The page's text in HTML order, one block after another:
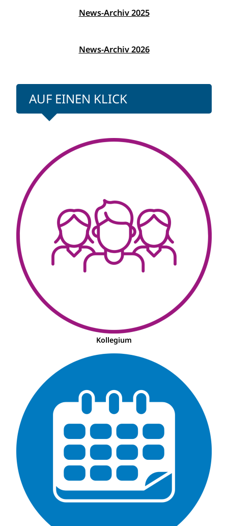
News-Archiv 2025
News-Archiv 2026
AUF EINEN KLICK
Kollegium